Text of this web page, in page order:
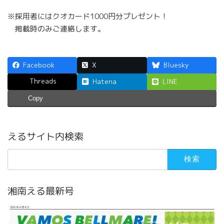
※採用者にはクオカード1000円分プレゼント！
掲載時のみご連絡します。
Facebook X
Bluesky
Threads
Hatena LINE
Copy
えるサイト内検索
湘南える最新号